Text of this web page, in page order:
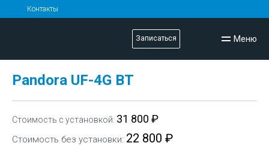
Контакты
Записаться Меню
Pandora UF-4G BT
Стоимость с установкой: 31 800 ₽
Стоимость без установки: 22 800 ₽